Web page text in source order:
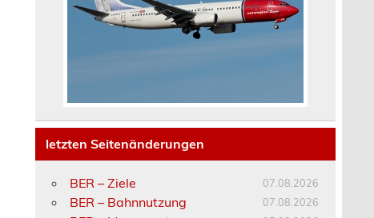
letzten Seitenänderungen
BER – Ziele 07.08.2026
BER – Bahnnutzung 07.08.2026